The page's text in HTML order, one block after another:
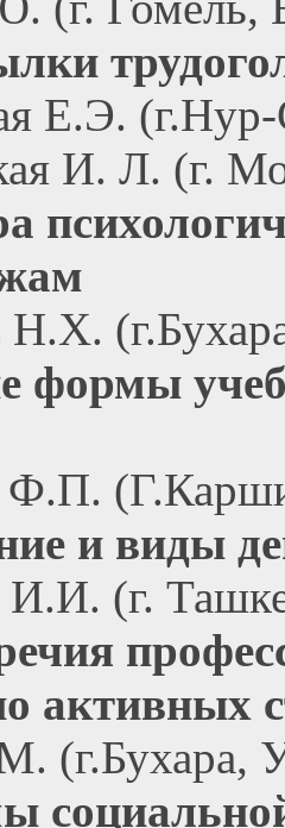
Е.Э. (г.Нур-
И. Л. (г.
формы
Ф.П.
и виды
(г.
активных
(г.Бухара,